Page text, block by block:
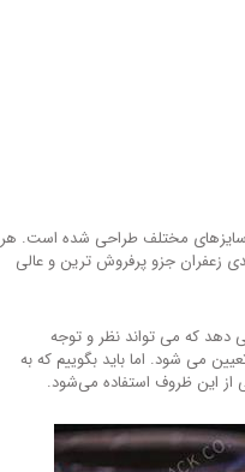
سایزهای مختلف طراحی شده است. هر
زعفران جزو پرفروش ترین و عالی
دهد که می تواند نظر و توجه
می شود. اما باید بگوییم که به
از این ظروف استفاده می‌شود.